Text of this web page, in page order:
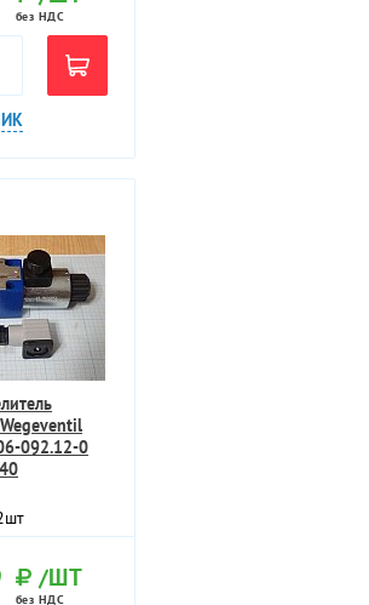
без НДС
092.12-0
шт
/ШТ
без НДС